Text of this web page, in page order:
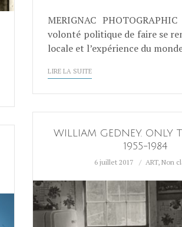
MERIGNAC
volonté politique de faire se
locale et l’expérience du
LIRE LA SUITE
WILLIAM GEDNEY. ONLY
1955-1984
6 juillet 2017 ART,Non